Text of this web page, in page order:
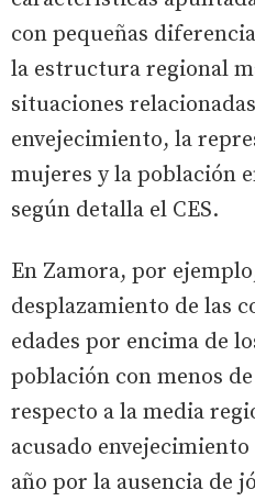
con pequeñas
la estructura regional
situaciones
envejecimiento, la
mujeres y la población
según detalla el CES.
En Zamora, por
desplazamiento de las
edades por encima de
población con menos
respecto a la media
acusado
año por la ausencia de